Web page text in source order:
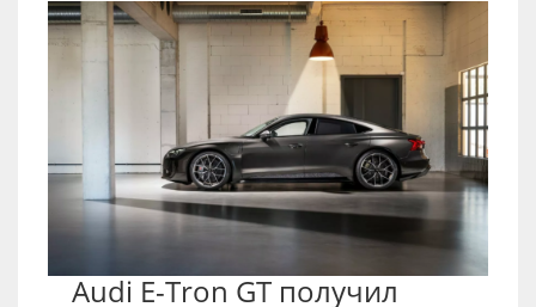
Audi E-Tron GT получил